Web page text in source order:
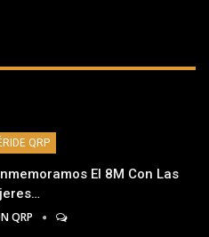
QRP
El 8M Con Las
QRP